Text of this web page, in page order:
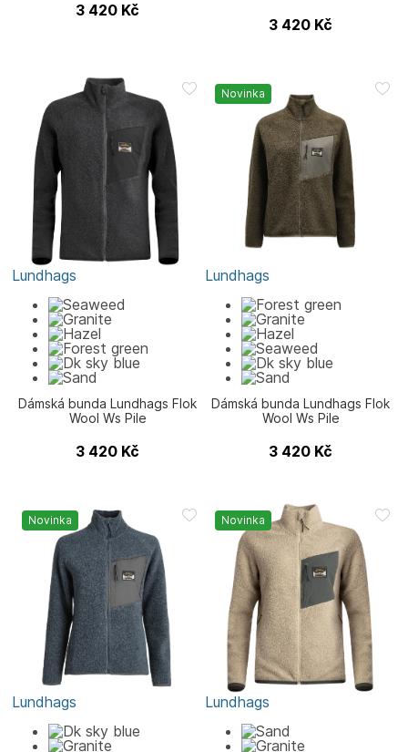
3 420 Kč
3 420 Kč
Lundhags
Dámská bunda Lundhags Flok
Wool Ws Pile
3 420 Kč
Novinka
Lundhags
Dámská bunda Lundhags Flok
Wool Ws Pile
3 420 Kč
Novinka
Lundhags
Novinka
Lundhags